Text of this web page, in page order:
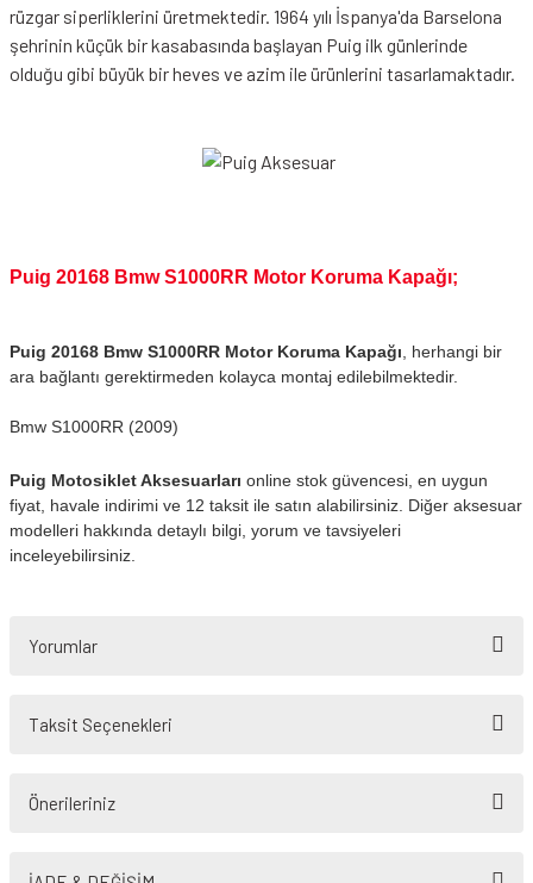
rüzgar siperliklerini üretmektedir. 1964 yılı İspanya'da Barselona
şehrinin küçük bir kasabasında başlayan Puig ilk günlerinde
olduğu gibi büyük bir heves ve azim ile ürünlerini tasarlamaktadır.
Puig 20168 Bmw S1000RR Motor Koruma Kapağı;
Puig 20168 Bmw S1000RR Motor Koruma Kapağı , herhangi bir
ara bağlantı gerektirmeden kolayca montaj edilebilmektedir.
Bmw S1000RR (2009)
Puig Motosiklet Aksesuarları online stok güvencesi, en uygun
fiyat, havale indirimi ve 12 taksit ile satın alabilirsiniz. Diğer aksesuar
modelleri hakkında detaylı bilgi, yorum ve tavsiyeleri
inceleyebilirsiniz.
Yorumlar
Taksit Seçenekleri
Önerileriniz